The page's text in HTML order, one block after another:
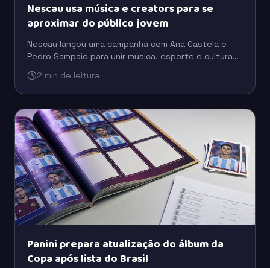
Nescau usa música e creators para se
aproximar do público jovem
Nescau lançou uma campanha com Ana Castela e
Pedro Sampaio para unir música, esporte e cultura
novas gerações.
2 min de leitura
Panini prepara atualização do álbum da
Copa após lista do Brasil